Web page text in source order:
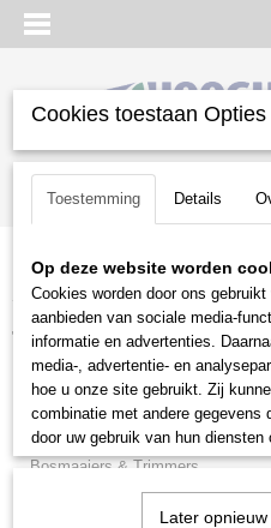
Inloggen Registreren
Home >Tweedehands>
Tweedehands
Aanbouwwerktuigen
Bladblazers & Bladzuigers
Bosmaaiers & Trimmers
Cookies toestaan Opties
Toestemming Details
Op deze website worden
Cookies worden door ons
aanbieden van sociale media-
informatie en advertenties.
media-, advertentie- en
hoe u onze site gebruikt. Zij
combinatie met andere gegevens
door uw gebruik van hun
Later opnieuw